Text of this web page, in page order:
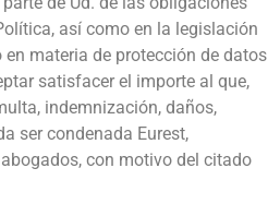
así como en la legislación
materia de protección de datos
satisfacer el importe al que,
indemnización, daños,
ser condenada Eurest,
con motivo del citado